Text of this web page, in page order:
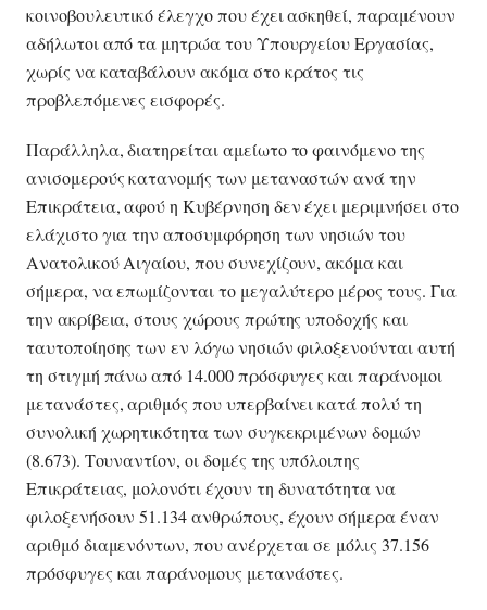
κοινοβουλευτικό έλεγχο που έχει ασκηθεί, παραμένουν
αδήλωτοι από τα μητρώα του Υπουργείου Εργασίας,
χωρίς να καταβάλουν ακόμα στο κράτος τις
προβλεπόμενες εισφορές.
Παράλληλα, διατηρείται αμείωτο το φαινόμενο της
ανισομερούς κατανομής των μεταναστών ανά την
Επικράτεια, αφού η Κυβέρνηση δεν έχει μεριμνήσει στο
ελάχιστο για την αποσυμφόρηση των νησιών του
Ανατολικού Αιγαίου, που συνεχίζουν, ακόμα και
σήμερα, να επωμίζονται το μεγαλύτερο μέρος τους. Για
την ακρίβεια, στους χώρους πρώτης υποδοχής και
ταυτοποίησης των εν λόγω νησιών φιλοξενούνται αυτή
τη στιγμή πάνω από 14.000 πρόσφυγες και παράνομοι
μετανάστες, αριθμός που υπερβαίνει κατά πολύ τη
συνολική χωρητικότητα των συγκεκριμένων δομών
(8.673). Τουναντίον, οι δομές της υπόλοιπης
Επικράτειας, μολονότι έχουν τη δυνατότητα να
φιλοξενήσουν 51.134 ανθρώπους, έχουν σήμερα έναν
αριθμό διαμενόντων, που ανέρχεται σε μόλις 37.156
πρόσφυγες και παράνομους μετανάστες.